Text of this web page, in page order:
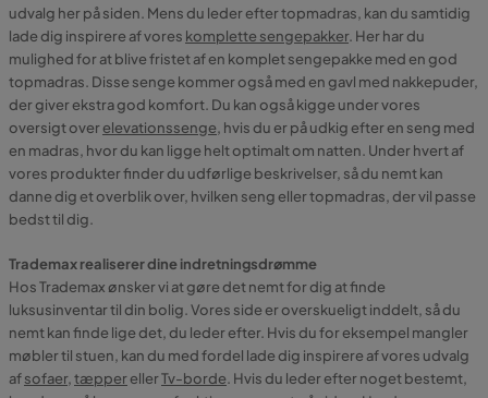
udvalg her på siden. Mens du leder efter topmadras, kan du samtidig
lade dig inspirere af vores komplette sengepakker. Her har du
mulighed for at blive fristet af en komplet sengepakke med en god
topmadras. Disse senge kommer også med en gavl med nakkepuder,
der giver ekstra god komfort. Du kan også kigge under vores
oversigt overelevationssenge, hvis du er på udkig efter en seng med
en madras, hvor du kan ligge helt optimalt om natten. Under hvert af
vores produkter finder du udførlige beskrivelser, så du nemt kan
danne dig et overblik over, hvilken seng eller topmadras, der vil passe
bedst til dig.
Trademax realiserer dine indretningsdrømme
Hos Trademax ønsker vi at gøre det nemt for dig at finde
luksusinventar til din bolig. Vores side er overskueligt inddelt, så du
nemt kan finde lige det, du leder efter. Hvis du for eksempel mangler
møbler til stuen, kan du med fordel lade dig inspirere af vores udvalg
afsofaer,tæpperellerTv-borde. Hvis du leder efter noget bestemt,